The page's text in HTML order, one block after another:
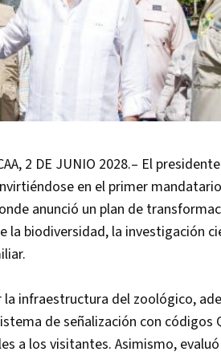
2 DE JUNIO 2028.– El
en el primer
anunció un plan de
la biodiversidad, la investigación
infraestructura del zoológico,
de señalización con códigos
a los visitantes. Asimismo,